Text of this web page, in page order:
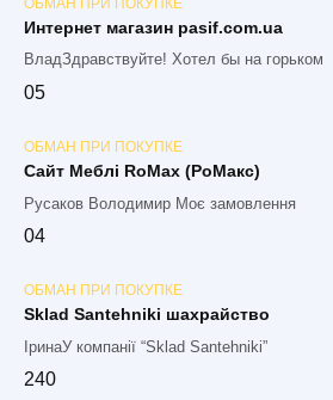
Интернет магазин pasif.com.ua
ВладЗдравствуйте! Хотел бы на горьком
05
ОБМАН ПРИ ПОКУПКЕ
Сайт Меблі RoMax (РоМакс)
Русаков Володимир Моє замовлення
04
ОБМАН ПРИ ПОКУПКЕ
Sklad Santehniki шахрайство
ІринаУ компанії “Sklad Santehniki”
240